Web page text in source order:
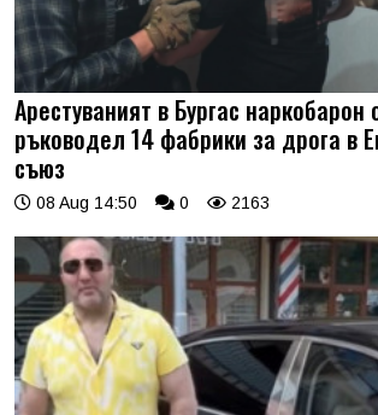
Арестуваният в Бургас наркобарон
ръководел 14 фабрики за дрога в
съюз
08 Aug 14:50 0 2163